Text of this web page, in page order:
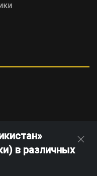
в различных